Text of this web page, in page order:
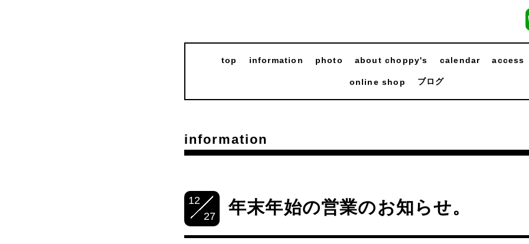
top information photo about choppy's calendar access
online shop ブログ
information
12
27
年末年始の営業のお知らせ。